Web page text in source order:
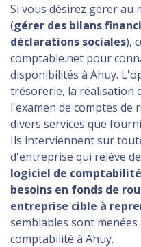
Si vous désirez gérer au
(gérer des bilans
déclarations sociales),
comptable.net pour
disponibilités à Ahuy.
trésorerie, la réalisation
l'examen de comptes
divers services que
Ils interviennent sur
d'entreprise qui relève
logiciel de
besoins en fonds de
entreprise cible à
semblables sont
comptabilité à Ahuy.